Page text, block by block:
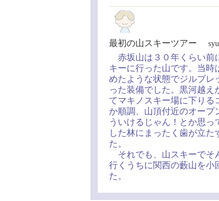
最初の山スキーツアー
赤坂山は３０年くらい前
キーに行った山です。当時
めたような状態でジルブレ
った装備でした。黒河越
てマキノスキー場に下りる
か順調、山頂付近のオープ
ういけるじゃん！とか思
した林にまったく歯が立
た。
それでも、山スキーでそ
行くうちに関西の藪山を小
た。